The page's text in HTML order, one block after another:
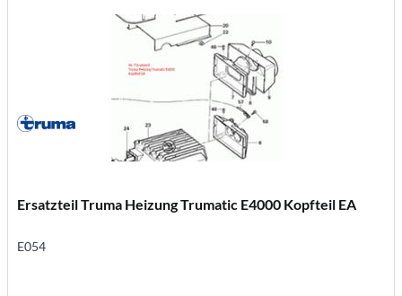
Ersatzteil Truma Heizung Trumatic E4000 Kopfteil EA
E054